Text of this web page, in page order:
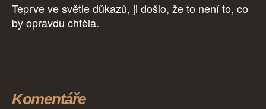
Teprve ve světle důkazů, ji došlo, že to není to, co
by opravdu chtěla.
Komentáře